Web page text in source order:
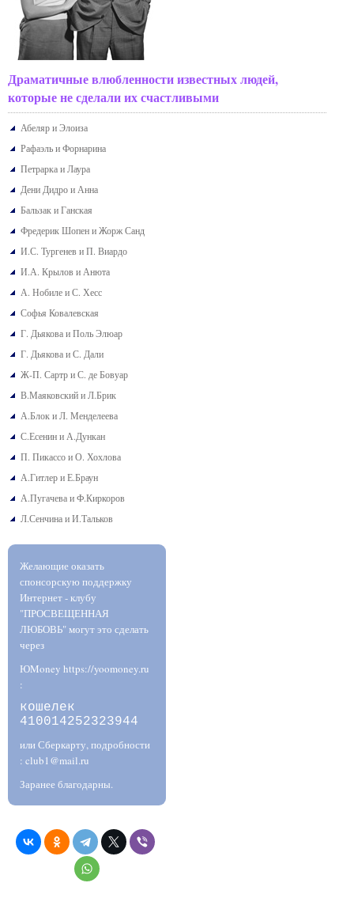
Драматичные влюбленности известных людей,
которые не сделали их счастливыми
Абеляр и Элоиза
Рафаэль и Форнарина
Петрарка и Лаура
Дени Дидро и Анна
Бальзак и Ганская
Фредерик Шопен и Жорж Санд
И.С. Тургенев и П. Виардо
И.А. Крылов и Анюта
А. Нобиле и С. Хесс
Софья Ковалевская
Г. Дьякова и Поль Элюар
Г. Дьякова и С. Дали
Ж-П. Сартр и С. де Бовуар
В.Маяковский и Л.Брик
А.Блок и Л. Менделеева
С.Есенин и А.Дункан
П. Пикассо и О. Хохлова
А.Гитлер и Е.Браун
А.Пугачева и Ф.Киркоров
Л.Сенчина и И.Тальков
Желающие оказать
спонсорскую поддержку
Интернет - клубу
"ПРОСВЕЩЕННАЯ
ЛЮБОВЬ" могут это сделать
через
ЮMoney https://yoomoney.ru
:
кошелек
410014252323944
или Сберкарту, подробности
: club1@mail.ru
Заранее благодарны.